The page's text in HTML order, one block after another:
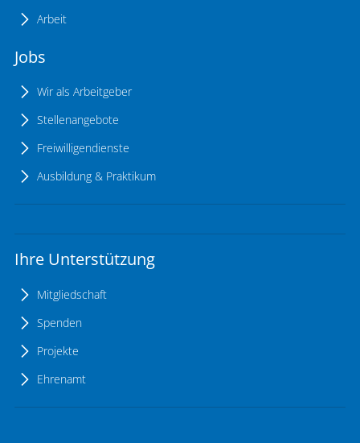
Arbeit
Jobs
Wir als Arbeitgeber
Stellenangebote
Freiwilligendienste
Ausbildung & Praktikum
Ihre Unterstützung
Mitgliedschaft
Spenden
Projekte
Ehrenamt